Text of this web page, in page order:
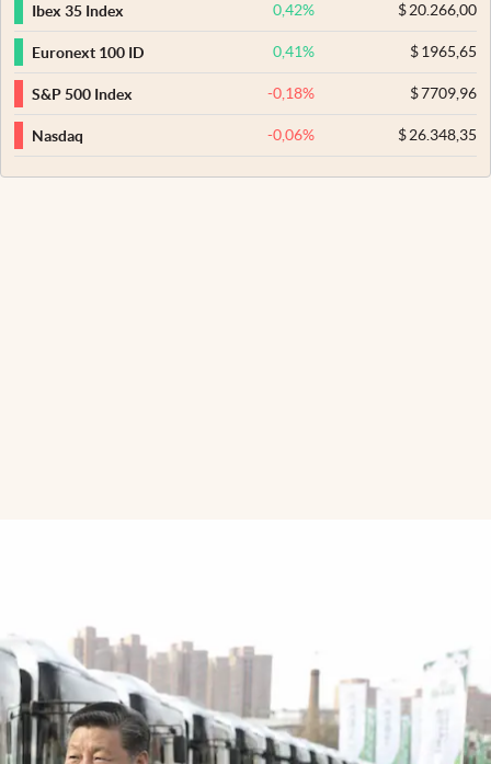
Ibex 35 Index
0,42% $20.266,00
Euronext 100 ID 0,41% $1965,65
S&P 500 Index -0,18% $7709,96
Nasdaq -0,06% $26.348,35